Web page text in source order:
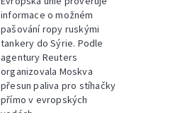
informace o možném
pašování ropy ruskými
tankery do Sýrie. Podle
agentury Reuters
organizovala Moskva
přesun paliva pro stíhačky
přímo v evropských